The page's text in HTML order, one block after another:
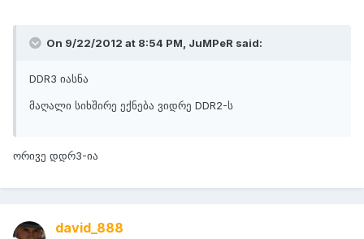
On 9/22/2012 at 8:54 PM, JuMPeR said:
DDR3 იასნა
მაღალი სიხშირე ექნება ვიდრე DDR2-ს
ორივე დდრ3-ია
david_888